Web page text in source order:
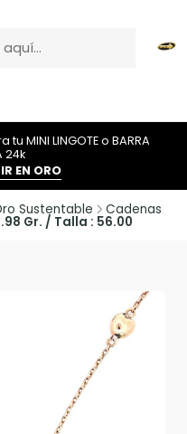
MINI LINGOTE o BARRA
24k
EN ORO
Sustentable Cadenas
Gr. / Talla : 56.00